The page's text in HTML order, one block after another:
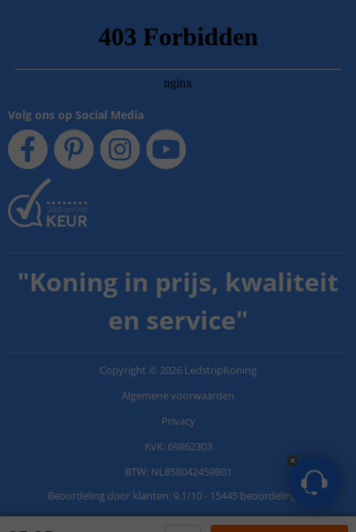
Volg ons op Social Media
"Koning in prijs, kwaliteit
en service"
Copyright © 2026 LedstripKoning
Algemene voorwaarden
Privacy
KvK: 69862303
BTW: NL858042459B01
Beoordeling door klanten: 9.1/10- 15445 beoordelingen